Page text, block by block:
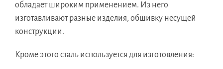
обладает широким применением. Из него
изготавливают разные изделия, обшивку несущей
конструкции.
Кроме этого сталь используется для изготовления: